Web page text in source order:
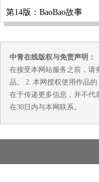
第14版：BaoBao故事
中青在线版权与免责声明：
在接受本网站服务之前，请
品。 2. 本网授权使用作品
在于传递更多信息，并不代
在30日内与本网联系。